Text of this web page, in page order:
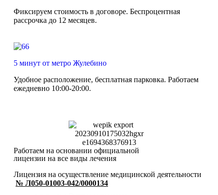
Фиксируем стоимость в договоре. Беспроцентная
рассрочка до 12 месяцев.
5 минут от метро Жулебино
Удобное расположение, бесплатная парковка. Работаем
ежедневно 10:00-20:00.
Работаем на основании официальной
лицензии на все виды лечения
Лицензия на осуществление медицинской деятельности
№ Л050-01003-042/0000134